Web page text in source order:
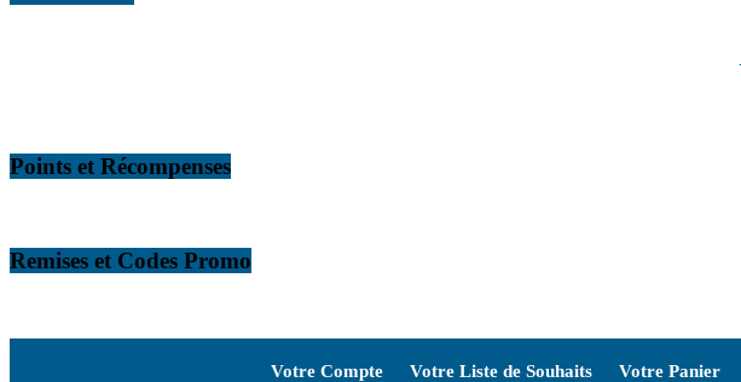
Points et Récompenses
Remises et Codes Promo
Votre Compte Votre Liste de Souhaits Votre Panier